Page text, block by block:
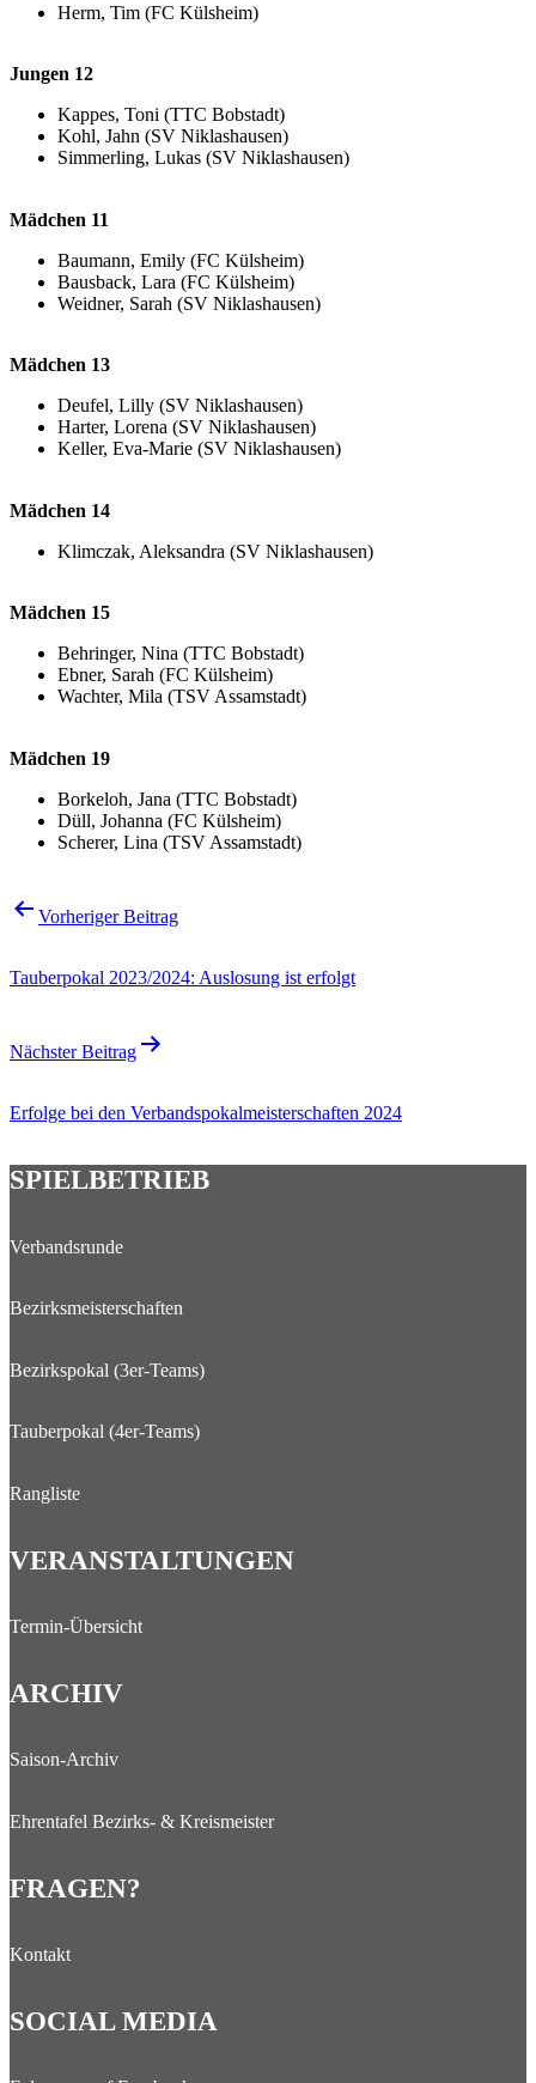
Herm, Tim (FC Külsheim)
Jungen 12
Kappes, Toni (TTC Bobstadt)
Kohl, Jahn (SV Niklashausen)
Simmerling, Lukas (SV Niklashausen)
Mädchen 11
Baumann, Emily (FC Külsheim)
Bausback, Lara (FC Külsheim)
Weidner, Sarah (SV Niklashausen)
Mädchen 13
Deufel, Lilly (SV Niklashausen)
Harter, Lorena (SV Niklashausen)
Keller, Eva-Marie (SV Niklashausen)
Mädchen 14
Klimczak, Aleksandra (SV Niklashausen)
Mädchen 15
Behringer, Nina (TTC Bobstadt)
Ebner, Sarah (FC Külsheim)
Wachter, Mila (TSV Assamstadt)
Mädchen 19
Borkeloh, Jana (TTC Bobstadt)
Düll, Johanna (FC Külsheim)
Scherer, Lina (TSV Assamstadt)
Beitragsnavigation
Vorheriger Beitrag
Tauberpokal 2023/2024: Auslosung ist erfolgt
Nächster Beitrag
Erfolge bei den Verbandspokalmeisterschaften 2024
SPIELBETRIEB
Verbandsrunde
Bezirksmeisterschaften
Bezirkspokal (3er-Teams)
Tauberpokal (4er-Teams)
Rangliste
VERANSTALTUNGEN
Termin-Übersicht
ARCHIV
Saison-Archiv
Ehrentafel Bezirks- & Kreismeister
FRAGEN?
Kontakt
SOCIAL MEDIA